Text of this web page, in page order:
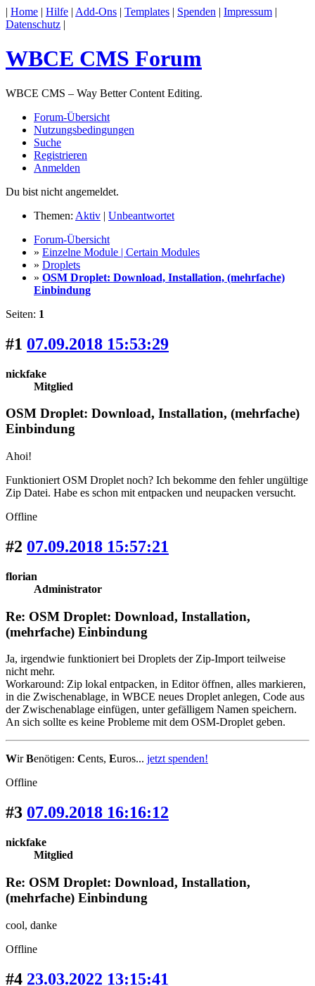
| Home | Hilfe | Add-Ons | Templates | Spenden | Impressum |
Datenschutz |
WBCE CMS Forum
WBCE CMS – Way Better Content Editing.
Forum-Übersicht
Nutzungsbedingungen
Suche
Registrieren
Anmelden
Du bist nicht angemeldet.
Themen: Aktiv | Unbeantwortet
Forum-Übersicht
» Einzelne Module | Certain Modules
» Droplets
» OSM Droplet: Download, Installation, (mehrfache)
Einbindung
Seiten: 1
#1 07.09.2018 15:53:29
nickfake
Mitglied
OSM Droplet: Download, Installation, (mehrfache)
Einbindung
Ahoi!
Funktioniert OSM Droplet noch? Ich bekomme den fehler ungültige
Zip Datei. Habe es schon mit entpacken und neupacken versucht.
Offline
#2 07.09.2018 15:57:21
florian
Administrator
Re: OSM Droplet: Download, Installation,
(mehrfache) Einbindung
Ja, irgendwie funktioniert bei Droplets der Zip-Import teilweise
nicht mehr.
Workaround: Zip lokal entpacken, in Editor öffnen, alles markieren,
in die Zwischenablage, in WBCE neues Droplet anlegen, Code aus
der Zwischenablage einfügen, unter gefälligem Namen speichern.
An sich sollte es keine Probleme mit dem OSM-Droplet geben.
WirBenötigen: Cents, Euros... jetzt spenden!
Offline
#3 07.09.2018 16:16:12
nickfake
Mitglied
Re: OSM Droplet: Download, Installation,
(mehrfache) Einbindung
cool, danke
Offline
#4 23.03.2022 13:15:41